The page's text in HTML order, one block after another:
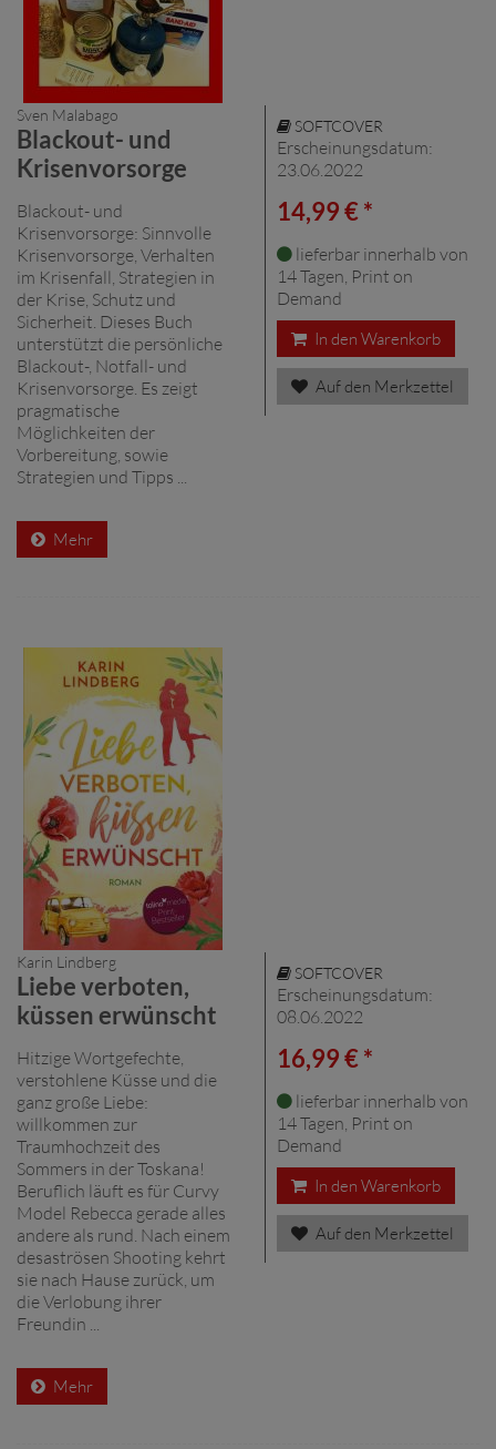
Sven Malabago
Blackout- und
Krisenvorsorge
Blackout- und
Krisenvorsorge: Sinnvolle
Krisenvorsorge, Verhalten
im Krisenfall, Strategien in
der Krise, Schutz und
Sicherheit. Dieses Buch
unterstützt die persönliche
Blackout-, Notfall- und
Krisenvorsorge. Es zeigt
pragmatische
Möglichkeiten der
Vorbereitung, sowie
Strategien und Tipps ...
Mehr
SOFTCOVER
Erscheinungsdatum:
23.06.2022
14,99 € *
lieferbar innerhalb von
14 Tagen, Print on
Demand
In den Warenkorb
Auf den Merkzettel
Karin Lindberg
Liebe verboten,
küssen erwünscht
Hitzige Wortgefechte,
verstohlene Küsse und die
ganz große Liebe:
willkommen zur
Traumhochzeit des
Sommers in der Toskana!
Beruflich läuft es für Curvy
Model Rebecca gerade alles
andere als rund. Nach einem
desaströsen Shooting kehrt
sie nach Hause zurück, um
die Verlobung ihrer
Freundin ...
Mehr
SOFTCOVER
Erscheinungsdatum:
08.06.2022
16,99 € *
lieferbar innerhalb von
14 Tagen, Print on
Demand
In den Warenkorb
Auf den Merkzettel